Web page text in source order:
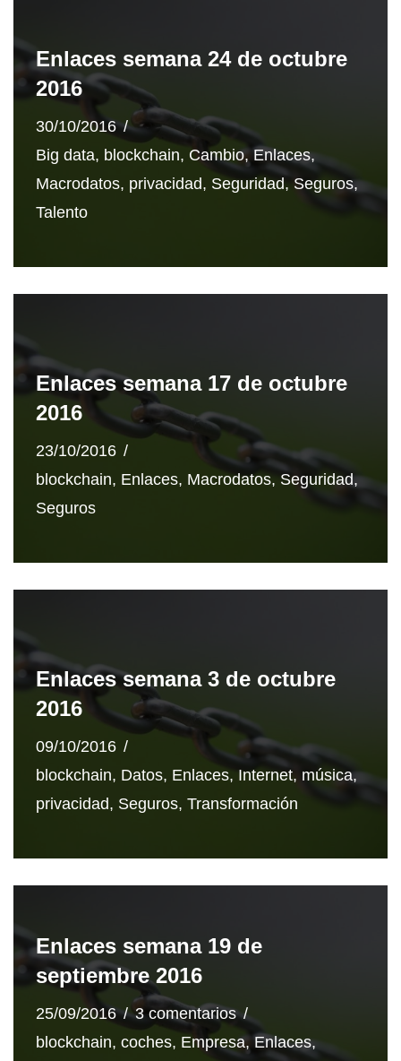
Enlaces semana 24 de octubre
2016
30/10/2016
Big data, blockchain, Cambio, Enlaces,
Macrodatos, privacidad, Seguridad, Seguros,
Talento
Enlaces semana 17 de octubre
2016
23/10/2016
blockchain, Enlaces, Macrodatos, Seguridad,
Seguros
Enlaces semana 3 de octubre
2016
09/10/2016
blockchain, Datos, Enlaces, Internet, música,
privacidad, Seguros, Transformación
Enlaces semana 19 de
septiembre 2016
25/09/2016
3 comentarios
blockchain, coches, Empresa,Enlaces,